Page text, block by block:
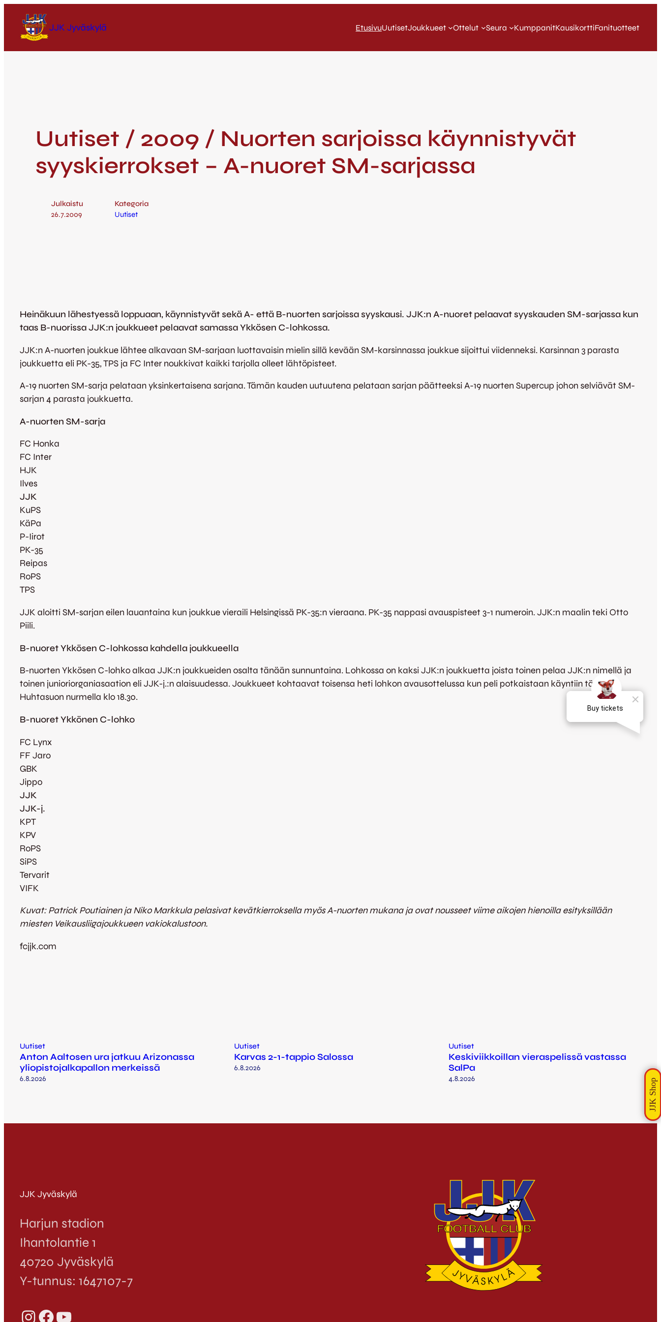
JJK Jyväskylä EtusivuUutisetJoukkueet Ottelut Seura KumppanitKausikorttiFanituotteet
Uutiset / 2009 / Nuorten sarjoissa käynnistyvät
syyskierrokset – A-nuoret SM-sarjassa
Julkaistu
26.7.2009
Kategoria
Uutiset
Heinäkuun lähestyessä loppuaan, käynnistyvät sekä A- että B-nuorten sarjoissa syyskausi. JJK:n A-nuoret pelaavat syyskauden SM-sarjassa kun
taas B-nuorissa JJK:n joukkueet pelaavat samassa Ykkösen C-lohkossa.
JJK:n A-nuorten joukkue lähtee alkavaan SM-sarjaan luottavaisin mielin sillä kevään SM-karsinnassa joukkue sijoittui viidenneksi. Karsinnan 3 parasta
joukkuetta eli PK-35, TPS ja FC Inter noukkivat kaikki tarjolla olleet lähtöpisteet.
A-19 nuorten SM-sarja pelataan yksinkertaisena sarjana. Tämän kauden uutuutena pelataan sarjan päätteeksi A-19 nuorten Supercup johon selviävät SM-
sarjan 4 parasta joukkuetta.
A-nuorten SM-sarja
FC Honka
FC Inter
HJK
Ilves
JJK
KuPS
KäPa
P-Iirot
PK-35
Reipas
RoPS
TPS
JJK aloitti SM-sarjan eilen lauantaina kun joukkue vieraili Helsingissä PK-35:n vieraana. PK-35 nappasi avauspisteet 3-1 numeroin. JJK:n maalin teki Otto
Piili.
B-nuoret Ykkösen C-lohkossa kahdella joukkueella
B-nuorten Ykkösen C-lohko alkaa JJK:n joukkueiden osalta tänään sunnuntaina. Lohkossa on kaksi JJK:n joukkuetta joista toinen pelaa JJK:n nimellä ja
toinen junioriorganiasaation eli JJK-j.:n alaisuudessa. Joukkueet kohtaavat toisensa heti lohkon avausottelussa kun peli potkaistaan käyntiin tänään
Huhtasuon nurmella klo 18.30.
B-nuoret Ykkönen C-lohko
FC Lynx
FF Jaro
GBK
Jippo
JJK
JJK-j.
KPT
KPV
RoPS
SiPS
Tervarit
VIFK
Kuvat: Patrick Poutiainen ja Niko Markkula pelasivat kevätkierroksella myös A-nuorten mukana ja ovat nousseet viime aikojen hienoilla esityksillään
miesten Veikausliigajoukkueen vakiokalustoon.
fcjjk.com
Uutiset
Anton Aaltosen ura jatkuu Arizonassa
yliopistojalkapallon merkeissä
6.8.2026
Uutiset
Karvas 2-1-tappio Salossa
6.8.2026
Uutiset
Keskiviikkoillan vieraspelissä vastassa
SalPa
4.8.2026
JJK Jyväskylä
Harjun stadion
Ihantolantie 1
40720 Jyväskylä
Y-tunnus: 1647107-7
InstagramFacebook YouTube